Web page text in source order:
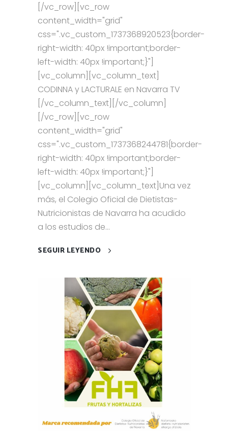
[/vc_row][vc_row
content_width="grid"
css=".vc_custom_1737368920523{border-
right-width: 40px !important;border-
left-width: 40px !important;}"]
[vc_column][vc_column_text]
CODINNA y LACTURALE en Navarra TV
[/vc_column_text][/vc_column]
[/vc_row][vc_row
content_width="grid"
css=".vc_custom_1737368244781{border-
right-width: 40px !important;border-
left-width: 40px !important;}"]
[vc_column][vc_column_text]Una vez
más, el Colegio Oficial de Dietistas-
Nutricionistas de Navarra ha acudido
a los estudios de...
SEGUIR LEYENDO